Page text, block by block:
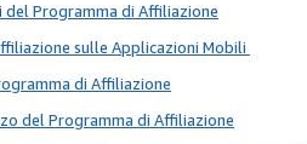
Programma di Affiliazione
sulle Applicazioni Mobili
di Affiliazione
del Programma di Affiliazione